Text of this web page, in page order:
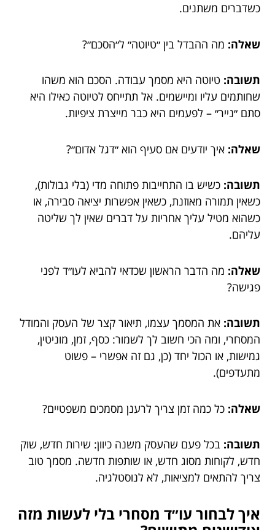
כשדברים משתנים.
שאלה: מה ההבדל בין ״טיוטה״ ל״הסכם״?
תשובה: טיוטה היא מסמך עבודה. הסכם הוא משהו
שחותמים עליו ומיישמים. אל תתייחס לטיוטה כאילו היא
סתם ״נייר״ – לפעמים היא כבר מייצרת ציפיות.
שאלה: איך יודעים אם סעיף הוא ״דגל אדום״?
תשובה: כשיש בו התחייבות פתוחה מדי (בלי גבולות),
כשאין תמורה מאוזנת, כשאין אפשרות יציאה סבירה, או
כשהוא מטיל עליך אחריות על דברים שאין לך שליטה
עליהם.
שאלה: מה הדבר הראשון שכדאי להביא לעו״ד לפני
פגישה?
תשובה: את המסמך עצמו, תיאור קצר של העסק והמודל
המסחרי, ומה הכי חשוב לך לשמור: כסף, זמן, מוניטין,
גמישות, או הכול יחד (כן, גם זה אפשרי – פשוט
מתעדפים).
שאלה: כל כמה זמן צריך לרענן מסמכים משפטיים?
תשובה: בכל פעם שהעסק משנה כיוון: שירות חדש, שוק
חדש, לקוחות מסוג חדש, או שותפות חדשה. מסמך טוב
צריך להתאים למציאות, לא לנוסטלגיה.
איך לבחור עו״ד מסחרי בלי לעשות מזה